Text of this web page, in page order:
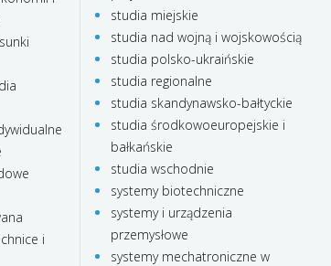
i
studia miejskie
studia nad wojną i wojskowością
studia polsko-ukraińskie
studia regionalne
studia skandynawsko-bałtyckie
studia środkowoeuropejskie i
bałkańskie
studia wschodnie
systemy biotechniczne
systemy i urządzenia
przemysłowe
systemy mechatroniczne w